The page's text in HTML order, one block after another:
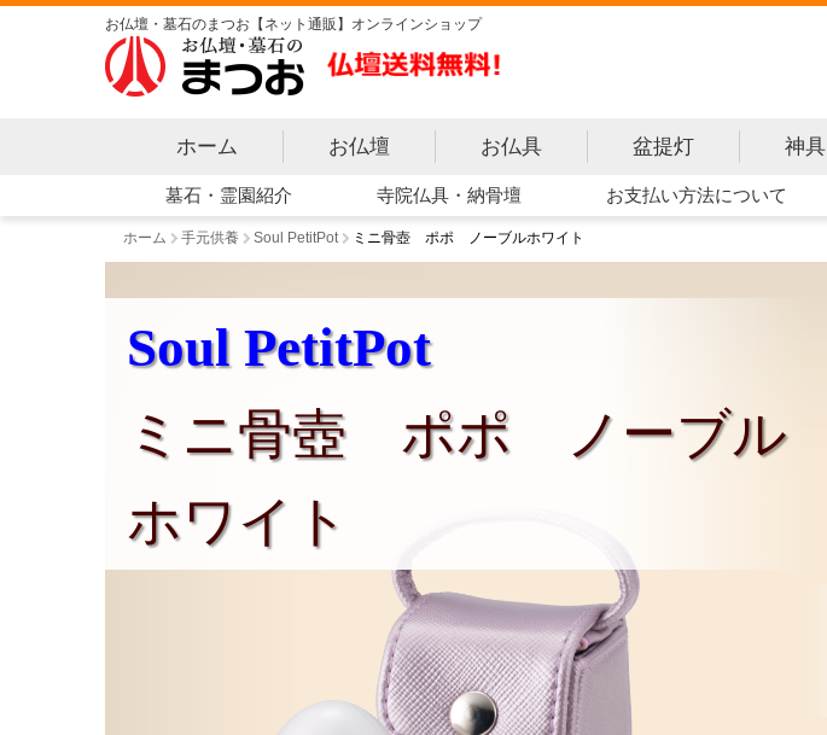
お仏壇・墓石のまつお【ネット通販】オンラインショップ
ホーム お仏壇 お仏具 盆提灯 神具
墓石・霊園紹介 寺院仏具・納骨壇 お支払い方法について
ホーム 手元供養 Soul PetitPot ミニ骨壺 ポポ ノーブルホワイト
Soul PetitPot
ミニ骨壺 ポポ ノーブル
ホワイト